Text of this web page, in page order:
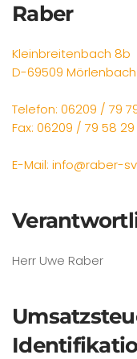
Raber
Kleinbreitenbach 8b
D-69509 Mörlenbach
Telefon: 06209 / 79
Fax: 06209 / 79 58 29
E-Mail: info@raber-
Herr Uwe Raber